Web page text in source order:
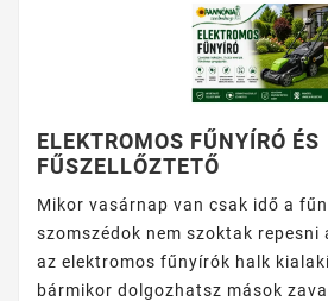
ELEKTROMOS FŰNYÍRÓ ÉS
FŰSZELLŐZTETŐ
Mikor vasárnap van csak idő a
szomszédok nem szoktak
az elektromos fűnyírók halk
bármikor dolgozhatsz mások